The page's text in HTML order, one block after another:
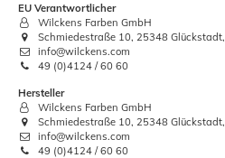
EU Verantwortlicher
Wilckens Farben GmbH
Schmiedestraße 10, 25348
info@wilckens.com
49 (0)4124 / 60 60
Hersteller
Wilckens Farben GmbH
Schmiedestraße 10, 25348
info@wilckens.com
49 (0)4124 / 60 60